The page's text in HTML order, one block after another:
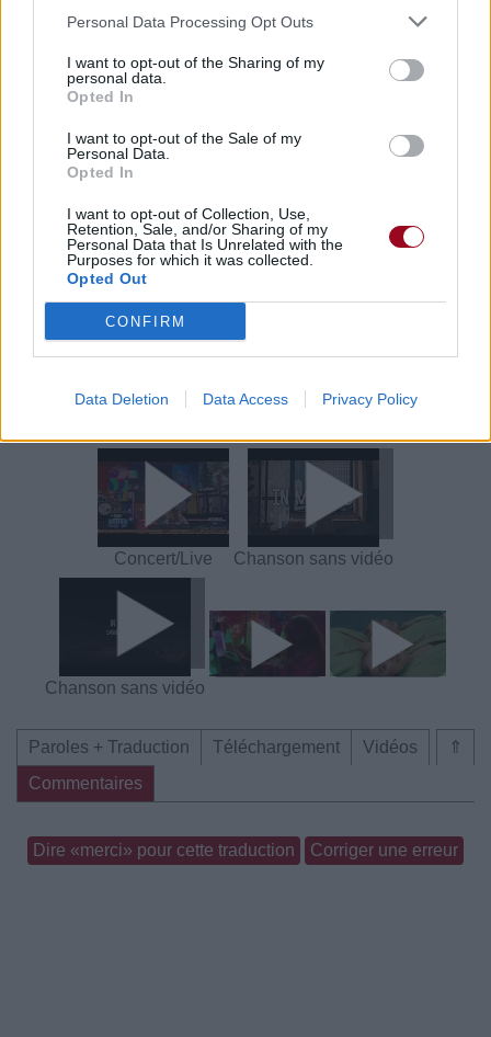
Personal Data Processing Opt Outs
I want to opt-out of the Sharing of my
personal data.
Opted In
I want to opt-out of the Sale of my
Personal Data.
Opted In
I want to opt-out of Collection, Use,
Retention, Sale, and/or Sharing of my
Personal Data that Is Unrelated with the
Purposes for which it was collected.
Opted Out
CONFIRM
Data Deletion Data Access Privacy Policy
Pour prolonger le plaisir musical :
Vous aimez chanter, apprenez la guitare chez
Télécharger légalement les MP3 sur
Télécharger légalement les MP3 ou trouver le CD sur
Trouver des vinyles et des CD sur
Trouver un instrument de musique ou une partition au
meilleur prix sur
Paroles + Traduction
Commentaires
Voir la vidéo de «In My Bed»
Concert/Live Chanson sans vidéo
Chanson sans vidéo
⇑
Paroles + Traduction Téléchargement
Vidéos
Commentaires
Dire «merci» pour cette traduction Corriger une erreur